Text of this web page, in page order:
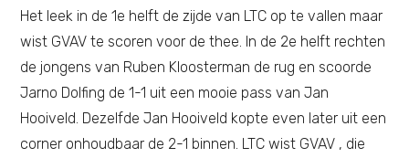
Het leek in de 1e helft de zijde van LTC op te vallen maar
wist GVAV te scoren voor de thee. In de 2e helft rechten
de jongens van Ruben Kloosterman de rug en scoorde
Jarno Dolfing de 1-1 uit een mooie pass van Jan
Hooiveld. Dezelfde Jan Hooiveld kopte even later uit een
corner onhoudbaar de 2-1 binnen. LTC wist GVAV , die